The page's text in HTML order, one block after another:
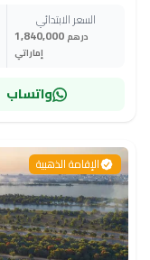
السعر الابتدائي
1,840,000 درهم
إماراتي
واتساب
الإقامة الذهبية